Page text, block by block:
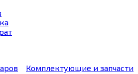
Комплектующие и запчасти